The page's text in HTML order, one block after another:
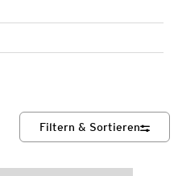
Filtern & Sortieren